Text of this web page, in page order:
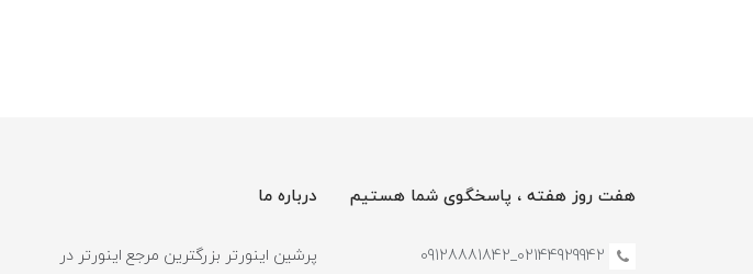
هفت روز هفته ، پاسخگوی شما هستیم
02144929942_09128881842
درباره ما
پرشین اینورتر بزرگترین مرجع اینورتر در